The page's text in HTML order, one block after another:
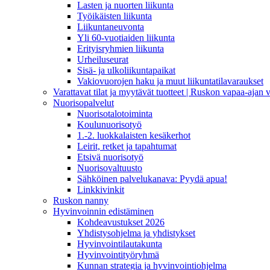
Lasten ja nuorten liikunta
Työikäisten liikunta
Liikuntaneuvonta
Yli 60-vuotiaiden liikunta
Erityisryhmien liikunta
Urheiluseurat
Sisä- ja ulkoliikuntapaikat
Vakiovuorojen haku ja muut liikuntatilavaraukset
Varattavat tilat ja myytävät tuotteet | Ruskon vapaa-ajan
Nuorisopalvelut
Nuorisotalotoiminta
Koulunuorisotyö
1.-2. luokkalaisten kesäkerhot
Leirit, retket ja tapahtumat
Etsivä nuorisotyö
Nuorisovaltuusto
Sähköinen palvelukanava: Pyydä apua!
Linkkivinkit
Ruskon nanny
Hyvinvoinnin edistäminen
Kohdeavustukset 2026
Yhdistysohjelma ja yhdistykset
Hyvinvointilautakunta
Hyvinvointityöryhmä
Kunnan strategia ja hyvinvointiohjelma